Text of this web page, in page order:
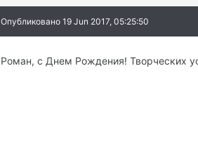
Опубликовано 19 Jun 2017, 05:25:50
Роман, с Днем Рождения! Творческих